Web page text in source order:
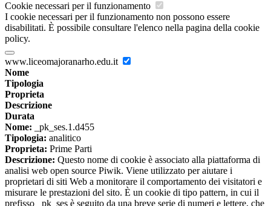
Cookie necessari per il funzionamento
I cookie necessari per il funzionamento non possono essere
disabilitati. È possibile consultare l'elenco nella pagina della cookie
policy.
www.liceomajoranarho.edu.it
Nome
Tipologia
Proprieta
Descrizione
Durata
Nome: _pk_ses.1.d455
Tipologia: analitico
Proprieta: Prime Parti
Descrizione: Questo nome di cookie è associato alla piattaforma di
analisi web open source Piwik. Viene utilizzato per aiutare i
proprietari di siti Web a monitorare il comportamento dei visitatori e
misurare le prestazioni del sito. È un cookie di tipo pattern, in cui il
prefisso _pk_ses è seguito da una breve serie di numeri e lettere, che